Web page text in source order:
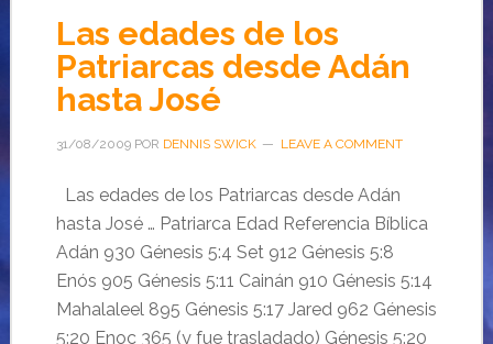
Las edades de los
Patriarcas desde Adán
hasta José
31/08/2009POR DENNIS SWICK LEAVE A COMMENT
Las edades de los Patriarcas desde Adán
hasta José … Patriarca Edad Referencia Bíblica
Adán 930 Génesis 5:4 Set 912 Génesis 5:8
Enós 905 Génesis 5:11 Cainán 910 Génesis 5:14
Mahalaleel 895 Génesis 5:17 Jared 962 Génesis
5:20 Enoc 365 (y fue trasladado) Génesis 5:20